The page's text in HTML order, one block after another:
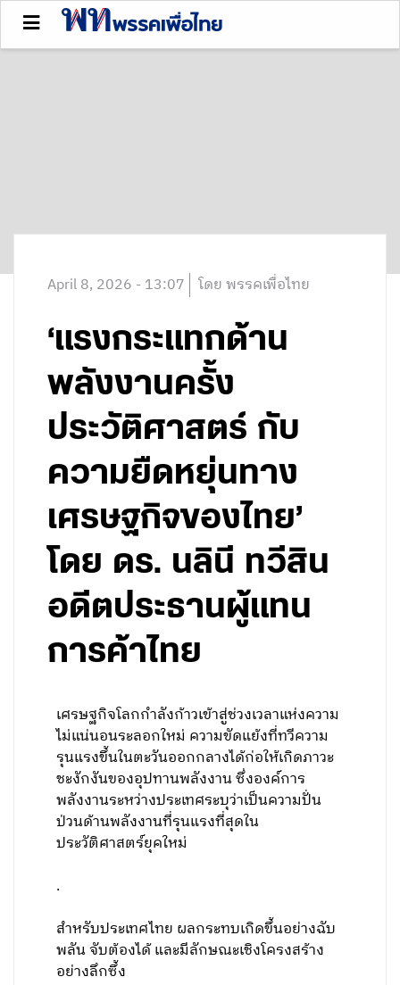
April 8, 2026 - 13:07 โดย พรรคเพื่อไทย
‘แรงกระแทกด้าน
พลังงานครั้ง
ประวัติศาสตร์ กับ
ความยืดหยุ่นทาง
เศรษฐกิจของไทย’
โดย ดร. นลินี ทวีสิน
อดีตประธานผู้แทน
การค้าไทย
เศรษฐกิจโลกกำลังก้าวเข้าสู่ช่วงเวลาแห่งความ
ไม่แน่นอนระลอกใหม่ ความขัดแย้งที่ทวีความ
รุนแรงขึ้นในตะวันออกกลางได้ก่อให้เกิดภาวะ
ชะงักงันของอุปทานพลังงาน ซึ่งองค์การ
พลังงานระหว่างประเทศระบุว่าเป็นความปั่น
ป่วนด้านพลังงานที่รุนแรงที่สุดใน
ประวัติศาสตร์ยุคใหม่
.
สำหรับประเทศไทย ผลกระทบเกิดขึ้นอย่างฉับ
พลัน จับต้องได้ และมีลักษณะเชิงโครงสร้าง
อย่างลึกซึ้ง